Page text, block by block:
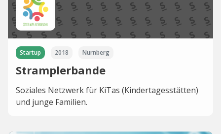
Startup 2018 Nürnberg
Stramplerbande
Soziales Netzwerk für KiTas (Kindertagesstätten)
und junge Familien.